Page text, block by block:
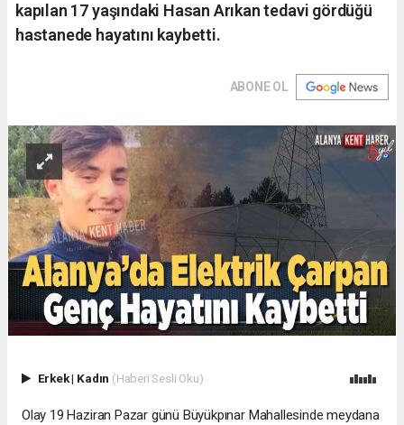
kapılan 17 yaşındaki Hasan Arıkan tedavi gördüğü
hastanede hayatını kaybetti.
ABONE OL
Erkek| Kadın (Haberi Sesli Oku)
Olay 19 Haziran Pazar günü Büyükpınar Mahallesinde meydana